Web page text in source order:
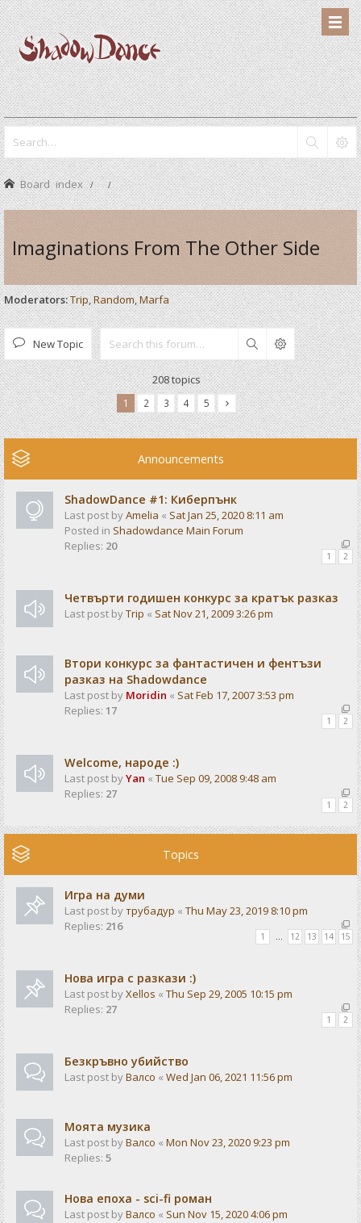
Board index
Imaginations From The Other Side
Moderators:Trip,Random,Marfa
New Topic Search
208 topics
1 2 3 4 5
Announcements
ShadowDance #1: Киберпънк
Last post byAmelia « Sat Jan 25, 2020 8:11 am
Posted in Shadowdance Main Forum
Replies: 20
1 2
Четвърти годишен конкурс за кратък разказ
Last post byTrip « Sat Nov 21, 2009 3:26 pm
Втори конкурс за фантастичен и фентъзи
разказ на Shadowdance
Last post by Moridin « Sat Feb 17, 2007 3:53 pm
Replies: 17
1 2
Welcome, народе :)
Last post byYan « Tue Sep 09, 2008 9:48 am
Replies: 27
1 2
Topics
Игра на думи
Last post byтрубадур « Thu May 23, 2019 8:10 pm
Replies: 216
1 … 12 13 14 15
Нова игра с разкази :)
Last post byXellos « Thu Sep 29, 2005 10:15 pm
Replies: 27
1 2
Безкръвно убийство
Last post byВалсо « Wed Jan 06, 2021 11:56 pm
Моята музика
Last post byВалсо « Mon Nov 23, 2020 9:23 pm
Replies: 5
Нова епоха - sci-fi роман
Last post byВалсо « Sun Nov 15, 2020 4:06 pm